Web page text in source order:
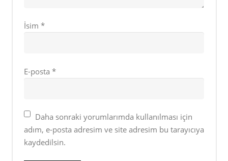
İsim *
E-posta *
Daha sonraki yorumlarımda kullanılması için
adım, e-posta adresim ve site adresim bu tarayıcıya
kaydedilsin.